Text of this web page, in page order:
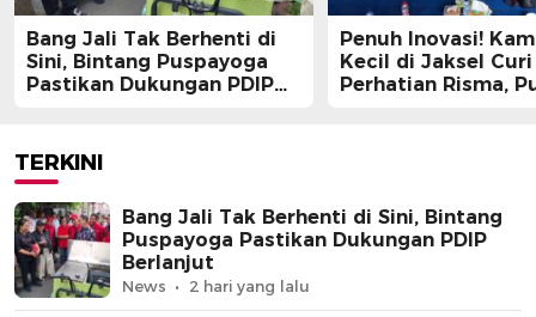
Bang Jali Tak Berhenti di
Sini, Bintang Puspayoga
Pastikan Dukungan PDIP
Penuh Inovasi!
Kecil di Jaksel Curi
Perhatian Risma,
TERKINI
Bang Jali Tak Berhenti di Sini, Bintang
Puspayoga Pastikan Dukungan PDIP
Berlanjut
News 2 hari yang lalu